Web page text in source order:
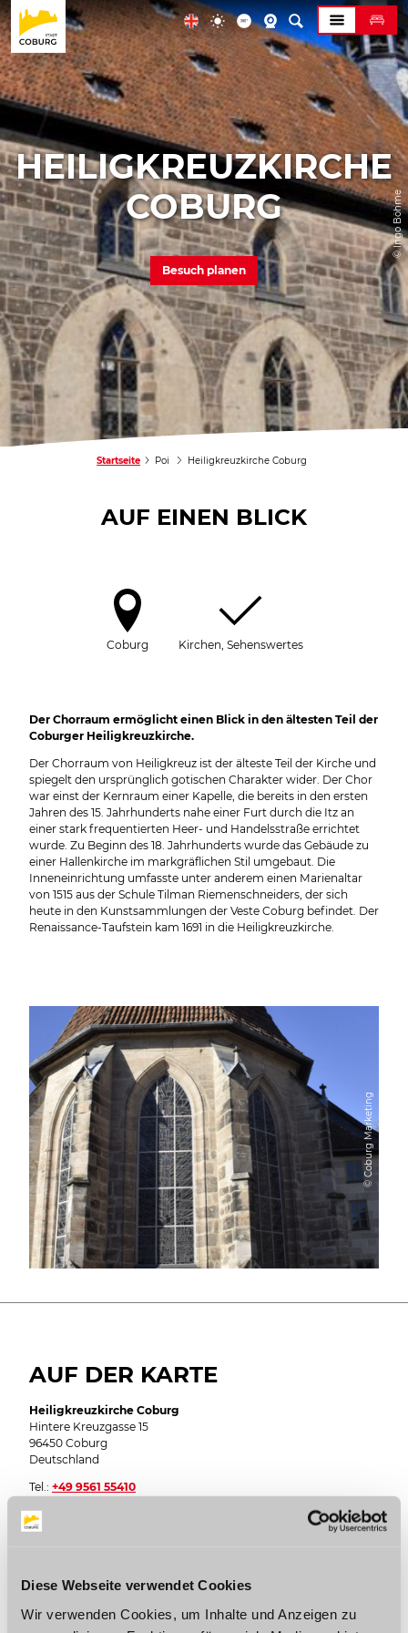
Diese Webseite verwendet Cookies
Wir verwenden Cookies, um Inhalte und Anzeigen zu
© Ingo Böhme
HEILIGKREUZKIRCHE
COBURG
Besuch planen
Startseite Poi Heiligkreuzkirche Coburg
AUF EINEN BLICK
Coburg Kirchen, Sehenswertes
Der Chorraum ermöglicht einen Blick in den ältesten Teil der
Coburger Heiligkreuzkirche.
Der Chorraum von Heiligkreuz ist der älteste Teil der Kirche und
spiegelt den ursprünglich gotischen Charakter wider. Der Chor
war einst der Kernraum einer Kapelle, die bereits in den ersten
Jahren des 15. Jahrhunderts nahe einer Furt durch die Itz an
einer stark frequentierten Heer- und Handelsstraße errichtet
wurde. Zu Beginn des 18. Jahrhunderts wurde das Gebäude zu
einer Hallenkirche im markgräflichen Stil umgebaut. Die
Inneneinrichtung umfasste unter anderem einen Marienaltar
von 1515 aus der Schule Tilman Riemenschneiders, der sich
heute in den Kunstsammlungen der Veste Coburg befindet. Der
Renaissance-Taufstein kam 1691 in die Heiligkreuzkirche.
© Coburg Marketing
AUF DER KARTE
Heiligkreuzkirche Coburg
Hintere Kreuzgasse 15
96450 Coburg
Deutschland
Tel.: +49 9561 55410
Webseite:
www.evangelisch-gemeinsam.de/heiligkreuz-
kirche-fuer-alle